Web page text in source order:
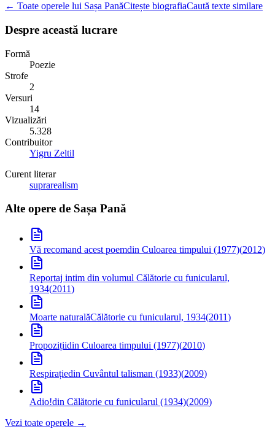
← Toate operele lui Sașa PanăCitește biografiaCaută texte similare
Despre această lucrare
Formă
Poezie
Strofe
2
Versuri
14
Vizualizări
5.328
Contribuitor
Yigru Zeltil
Curent literar
suprarealism
Alte opere de Sașa Pană
Vă recomand acest poemdin Culoarea timpului (1977)(2012)
Reportaj intim din volumul Călătorie cu funicularul,
1934(2011)
Moarte naturalăCălătorie cu funicularul, 1934(2011)
Propozițiidin Culoarea timpului (1977)(2010)
Respirațiedin Cuvântul talisman (1933)(2009)
Adio!din Călătorie cu funicularul (1934)(2009)
Vezi toate operele →